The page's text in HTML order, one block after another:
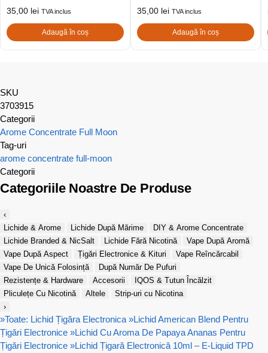
35,00 lei TVA inclus
Adaugă în coș
35,00 lei TVA inclus
Adaugă în coș
SKU
3703915
Categorii
Arome Concentrate Full Moon
Tag-uri
arome concentrate full-moon
Categorii
Categoriile Noastre De Produse
‹
Lichide & Arome
Lichide După Mărime
DIY & Arome Concentrate
Lichide Branded & NicSalt
Lichide Fără Nicotină
Vape După Aromă
Vape După Aspect
Țigări Electronice & Kituri
Vape Reîncărcabil
Vape De Unică Folosință
După Număr De Pufuri
Rezistențe & Hardware
Accesorii
IQOS & Tutun Încălzit
Pliculețe Cu Nicotină
Altele
Strip-uri cu Nicotina
›
»Toate: Lichid Țigăra Electronica »Lichid American Blend Pentru
Țigări Electronice »Lichid Cu Aroma De Papaya Ananas Pentru
Țigări Electronice »Lichid Țigară Electronică 10ml – E-Liquid TPD